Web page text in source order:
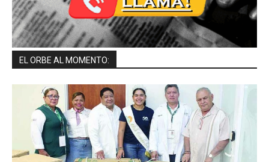
EL ORBE AL MOMENTO: